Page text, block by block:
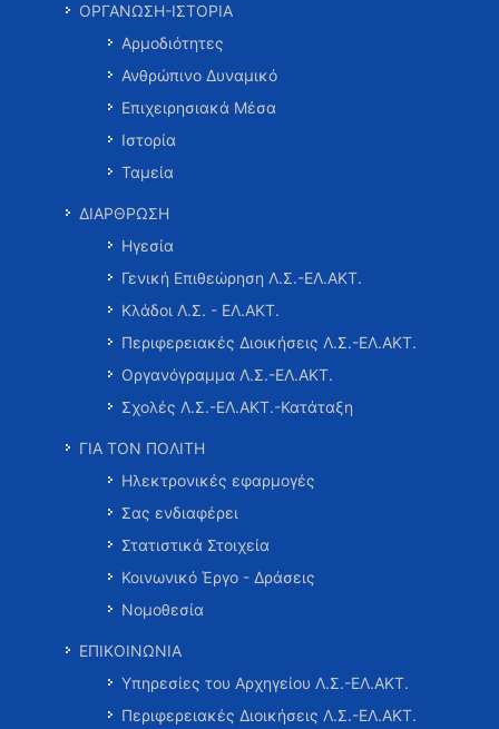
ΟΡΓΑΝΩΣΗ-ΙΣΤΟΡΙΑ
Αρμοδιότητες
Ανθρώπινο Δυναμικό
Επιχειρησιακά Μέσα
Ιστορία
Ταμεία
ΔΙΑΡΘΡΩΣΗ
Ηγεσία
Γενική Επιθεώρηση Λ.Σ.-ΕΛ.ΑΚΤ.
Κλάδοι Λ.Σ. - ΕΛ.ΑΚΤ.
Περιφερειακές Διοικήσεις Λ.Σ.-ΕΛ.ΑΚΤ.
Οργανόγραμμα Λ.Σ.-ΕΛ.ΑΚΤ.
Σχολές Λ.Σ.-ΕΛ.ΑΚΤ.-Κατάταξη
ΓΙΑ ΤΟΝ ΠΟΛΙΤΗ
Ηλεκτρονικές εφαρμογές
Σας ενδιαφέρει
Στατιστικά Στοιχεία
Κοινωνικό Έργο - Δράσεις
Νομοθεσία
ΕΠΙΚΟΙΝΩΝΙΑ
Υπηρεσίες του Αρχηγείου Λ.Σ.-ΕΛ.ΑΚΤ.
Περιφερειακές Διοικήσεις Λ.Σ.-ΕΛ.ΑΚΤ.